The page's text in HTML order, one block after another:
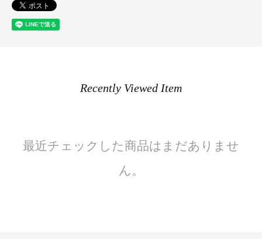
Recently Viewed Item
最近チェックした商品はまだありませ
ん。